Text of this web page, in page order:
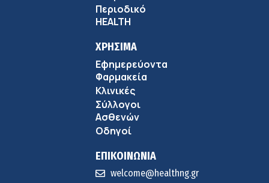
Περιοδικό
HEALTH
ΧΡΗΣΙΜΑ
Εφημερεύοντα
Φαρμακεία
Κλινικές
Σύλλογοι
Ασθενών
Οδηγοί
ΕΠΙΚΟΙΝΩΝΙΑ
welcome@healthng.gr